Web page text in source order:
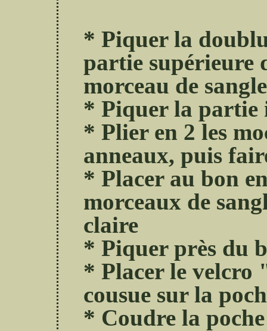
* Piquer la
partie supérieure
morceau de
* Piquer la partie
* Plier en 2 les
anneaux, puis
* Placer au bon
morceaux de
claire
* Piquer près du
* Placer le velcro
cousue sur la
* Coudre la